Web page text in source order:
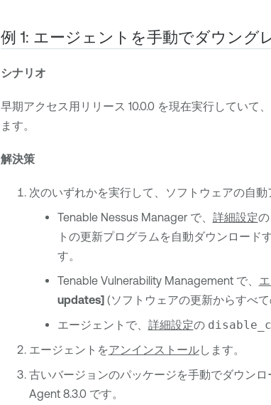
例 1: エージェントを手動でダウング
シナリオ
早期アクセス用リリース 10.0.0 を現在実行していて
ます。
解決策
次のいずれかを実行して、ソフトウェアの自動
Tenable Nessus Managerで、 詳細設定の
トの更新プログラムを自動ダウンロード
す。
Tenable Vulnerability Managementで、
updates](ソフトウェアの更新からすべて
エージェントで、 詳細設定の
エージェントをアンインストールします。
古いバージョンのパッケージを手動でダウンロ
Agent8.3.0 です。